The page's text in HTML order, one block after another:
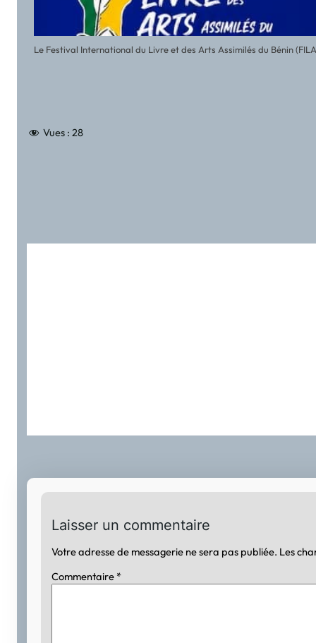
Le Festival International du Livre et des Arts Assimilés du Bénin
Vues : 28
Laisser un commentaire
Votre adresse de messagerie ne sera pas publiée. Les
Commentaire *